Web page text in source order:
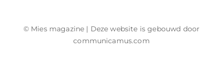
© Mies magazine | Deze website is gebouwd door
communicamus.com